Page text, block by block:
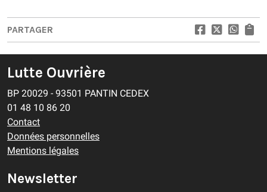
PARTAGER
Lutte Ouvrière
BP 20029 - 93501 PANTIN CEDEX
01 48 10 86 20
Contact
Données personnelles
Mentions légales
Newsletter